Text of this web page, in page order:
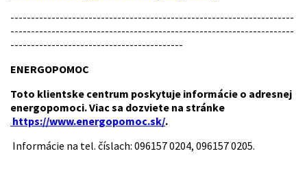
---------------------------------------------------------------------
---------------------------------------------------------------------
------------------------------------------
ENERGOPOMOC
Toto klientske centrum poskytuje informácie o adresnej
energopomoci. Viac sa dozviete na stránke
https://www.energopomoc.sk/.
Informácie na tel. číslach: 096157 0204, 096157 0205.